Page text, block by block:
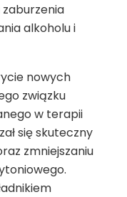
alkoholu i
nowych
związku
w terapii
się skuteczny
zmniejszaniu